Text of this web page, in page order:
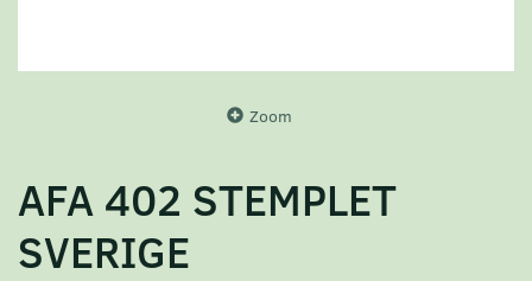
Zoom
AFA 402 STEMPLET
SVERIGE